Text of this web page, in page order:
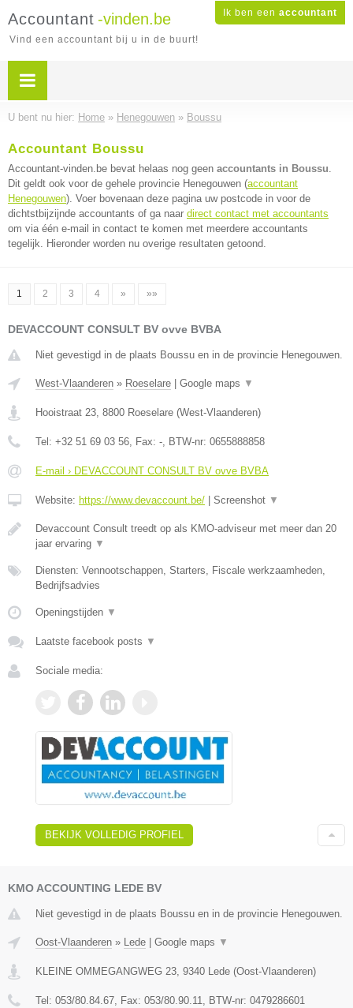
Ik ben een accountant
Accountant -vinden.be
Vind een accountant bij u in de buurt!
U bent nu hier: Home » Henegouwen » Boussu
Accountant Boussu
Accountant-vinden.be bevat helaas nog geen accountants in Boussu.
Dit geldt ook voor de gehele provincie Henegouwen (accountant
Henegouwen). Voer bovenaan deze pagina uw postcode in voor de
dichtstbijzijnde accountants of ga naar direct contact met accountants
om via één e-mail in contact te komen met meerdere accountants
tegelijk. Hieronder worden nu overige resultaten getoond.
1 2 3 4 » »»
DEVACCOUNT CONSULT BV ovve BVBA
Niet gevestigd in de plaats Boussu en in de provincie Henegouwen.
West-Vlaanderen » Roeselare Google maps ▼
Hooistraat 23, 8800 Roeselare (West-Vlaanderen)
Tel: +32 51 69 03 56, Fax: -, BTW-nr: 0655888858
E-mail › DEVACCOUNT CONSULT BV ovve BVBA
Website: https://www.devaccount.be/ Screenshot ▼
Devaccount Consult treedt op als KMO-adviseur met meer dan 20
jaar ervaring ▼
Diensten: Vennootschappen, Starters, Fiscale werkzaamheden,
Bedrijfsadvies
Openingstijden ▼
Laatste facebook posts ▼
Sociale media:
BEKIJK VOLLEDIG PROFIEL
KMO ACCOUNTING LEDE BV
Niet gevestigd in de plaats Boussu en in de provincie Henegouwen.
Oost-Vlaanderen » Lede Google maps ▼
KLEINE OMMEGANGWEG 23, 9340 Lede (Oost-Vlaanderen)
Tel: 053/80.84.67, Fax: 053/80.90.11, BTW-nr: 0479286601